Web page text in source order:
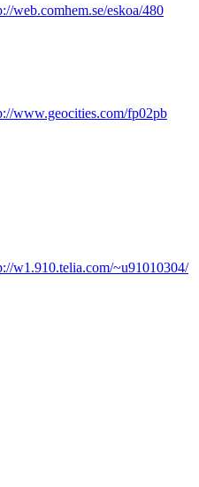
web.comhem.se/eskoa/480
www.geocities.com/fp02pb
w1.910.telia.com/~u91010304/